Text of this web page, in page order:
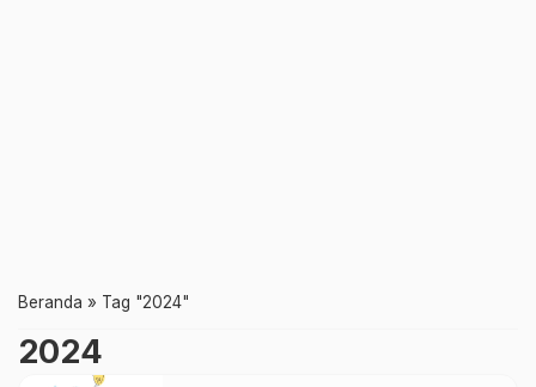
Beranda » Tag "2024"
2024